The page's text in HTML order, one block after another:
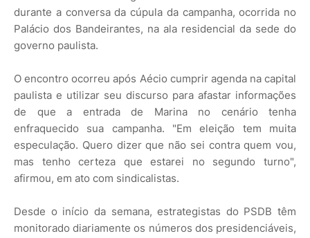
durante a conversa da cúpula da campanha, ocorrida no
Palácio dos Bandeirantes, na ala residencial da sede do
governo paulista.
O encontro ocorreu após Aécio cumprir agenda na capital
paulista e utilizar seu discurso para afastar informações
de que a entrada de Marina no cenário tenha
enfraquecido sua campanha. "Em eleição tem muita
especulação. Quero dizer que não sei contra quem vou,
mas tenho certeza que estarei no segundo turno",
afirmou, em ato com sindicalistas.
Desde o início da semana, estrategistas do PSDB têm
monitorado diariamente os números dos presidenciáveis,